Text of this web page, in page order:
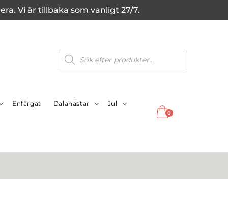
Vi är tillbaka som vanligt 27/7.
Produktsökning
Enfärgat Dalahästar Jul
0